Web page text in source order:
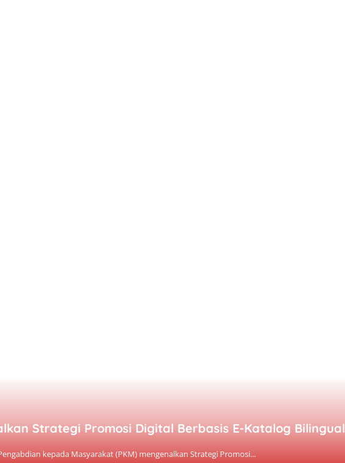
Strategi Promosi Digital Berbasis E-Katalog Bilingual
kepada Masyarakat (PKM) mengenalkan Strategi Promosi...